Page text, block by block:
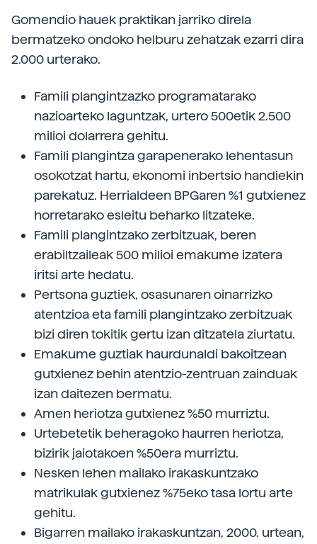
Gomendio hauek praktikan jarriko direla
bermatzeko ondoko helburu zehatzak ezarri dira
2.000 urterako.
Famili plangintzazko programatarako
nazioarteko laguntzak, urtero 500etik 2.500
milioi dolarrera gehitu.
Famili plangintza garapenerako lehentasun
osokotzat hartu, ekonomi inbertsio handiekin
parekatuz. Herrialdeen BPGaren %1 gutxienez
horretarako esleitu beharko litzateke.
Famili plangintzako zerbitzuak, beren
erabiltzaileak 500 milioi emakume izatera
iritsi arte hedatu.
Pertsona guztiek, osasunaren oinarrizko
atentzioa eta famili plangintzako zerbitzuak
bizi diren tokitik gertu izan ditzatela ziurtatu.
Emakume guztiak haurdunaldi bakoitzean
gutxienez behin atentzio-zentruan zainduak
izan daitezen bermatu.
Amen heriotza gutxienez %50 murriztu.
Urtebetetik beheragoko haurren heriotza,
bizirik jaiotakoen %50era murriztu.
Nesken lehen mailako irakaskuntzako
matrikulak gutxienez %75eko tasa lortu arte
gehitu.
Bigarren mailako irakaskuntzan, 2000. urtean,